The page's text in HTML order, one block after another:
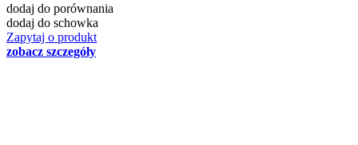
dodaj do porównania
dodaj do schowka
Zapytaj o produkt
zobacz szczegóły